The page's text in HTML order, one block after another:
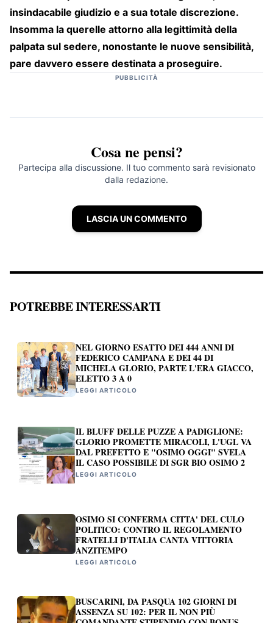
insindacabile giudizio e a sua totale discrezione.
Insomma la querelle attorno alla legittimità della
palpata sul sedere, nonostante le nuove sensibilità,
pare davvero essere destinata a proseguire.
PUBBLICITÀ
Cosa ne pensi?
Partecipa alla discussione. Il tuo commento sarà revisionato
dalla redazione.
LASCIA UN COMMENTO
POTREBBE INTERESSARTI
NEL GIORNO ESATTO DEI 444 ANNI DI
FEDERICO CAMPANA E DEI 44 DI
MICHELA GLORIO, PARTE L'ERA GIACCO,
ELETTO 3 A 0
LEGGI ARTICOLO
IL BLUFF DELLE PUZZE A PADIGLIONE:
GLORIO PROMETTE MIRACOLI, L'UGL VA
DAL PREFETTO E "OSIMO OGGI" SVELA
IL CASO POSSIBILE DI SGR BIO OSIMO 2
LEGGI ARTICOLO
OSIMO SI CONFERMA CITTA' DEL CULO
POLITICO: CONTRO IL REGOLAMENTO
FRATELLI D'ITALIA CANTA VITTORIA
ANZITEMPO
LEGGI ARTICOLO
BUSCARINI, DA PASQUA 102 GIORNI DI
ASSENZA SU 102: PER IL NON PIÙ